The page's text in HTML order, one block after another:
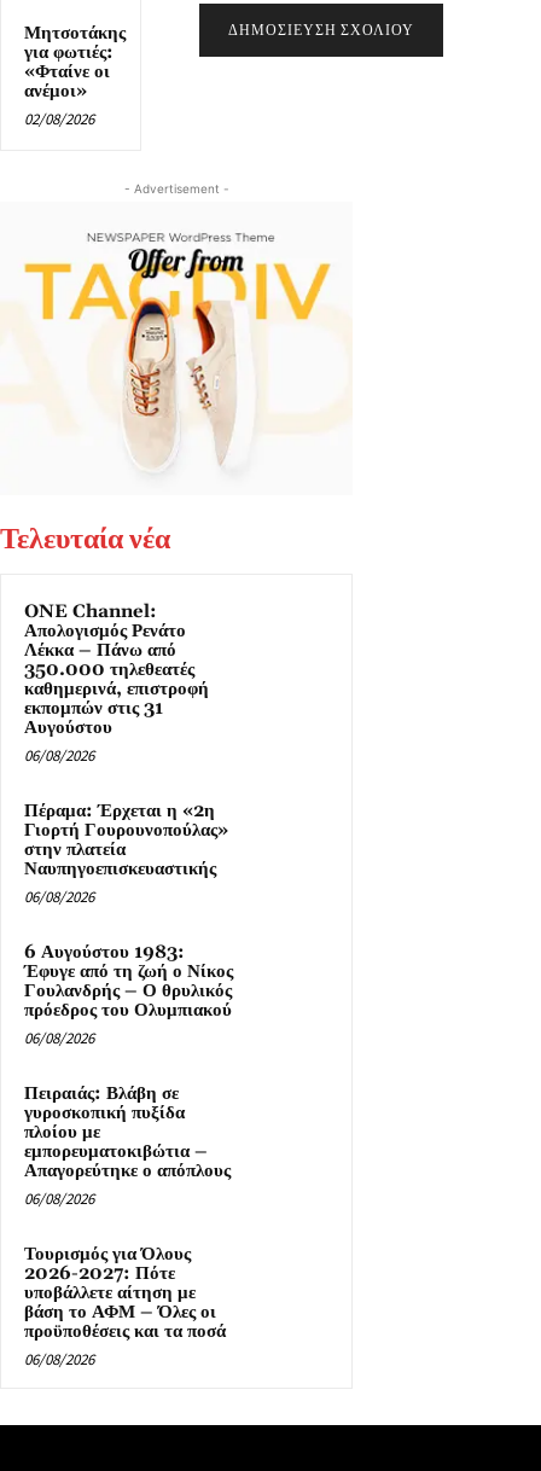
Μητσοτάκης
για φωτιές:
«Φταίνε οι
ανέμοι»
02/08/2026
- Advertisement -
Τελευταία νέα
ONE Channel:
Απολογισμός Ρενάτο
Λέκκα – Πάνω από
350.000 τηλεθεατές
καθημερινά, επιστροφή
εκπομπών στις 31
Αυγούστου
06/08/2026
Πέραμα: Έρχεται η «2η
Γιορτή Γουρουνοπούλας»
στην πλατεία
Ναυπηγοεπισκευαστικής
06/08/2026
6 Αυγούστου 1983:
Έφυγε από τη ζωή ο Νίκος
Γουλανδρής – Ο θρυλικός
πρόεδρος του Ολυμπιακού
06/08/2026
Πειραιάς: Βλάβη σε
γυροσκοπική πυξίδα
πλοίου με
εμπορευματοκιβώτια –
Απαγορεύτηκε ο απόπλους
06/08/2026
Τουρισμός για Όλους
2026-2027: Πότε
υποβάλλετε αίτηση με
βάση το ΑΦΜ – Όλες οι
προϋποθέσεις και τα ποσά
06/08/2026